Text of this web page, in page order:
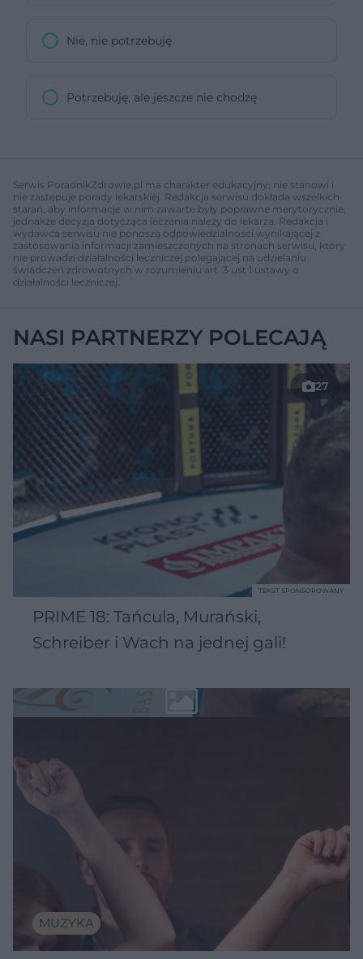
Nie, nie potrzebuję
Potrzebuję, ale jeszcze nie chodzę
Serwis PoradnikZdrowie.pl ma charakter edukacyjny, nie stanowi i
nie zastępuje porady lekarskiej. Redakcja serwisu dokłada wszelkich
starań, aby informacje w nim zawarte były poprawne merytorycznie,
jednakże decyzja dotycząca leczenia należy do lekarza. Redakcja i
wydawca serwisu nie ponoszą odpowiedzialności wynikającej z
zastosowania informacji zamieszczonych na stronach serwisu, który
nie prowadzi działalności leczniczej polegającej na udzielaniu
świadczeń zdrowotnych w rozumieniu art. 3 ust 1 ustawy o
działalności leczniczej.
NASI PARTNERZY POLECAJĄ
27
PRIME 18: Tańcula, Murański,
Schreiber i Wach na jednej gali!
TEKST SPONSOROWANY
MUZYKA